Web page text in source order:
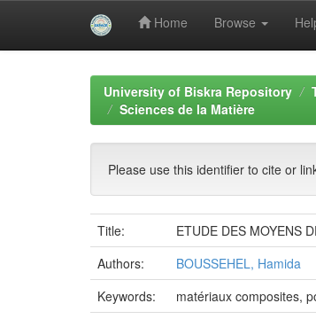
Home Browse
University of Biskra Repository
Sciences de la Matière
Please use this identifier to cite or
Title:
ETUDE DES MOYENS
Authors:
BOUSSEHEL, Hamida
Keywords:
matériaux composites,